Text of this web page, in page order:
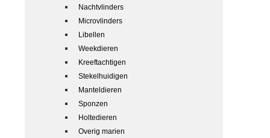
Nachtvlinders
Microvlinders
Libellen
Weekdieren
Kreeftachtigen
Stekelhuidigen
Manteldieren
Sponzen
Holtedieren
Overig marien